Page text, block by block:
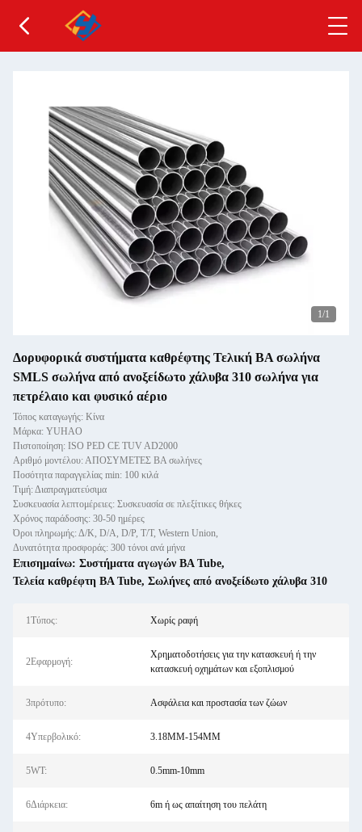
1/1
Δορυφορικά συστήματα καθρέφτης Τελική BA σωλήνα
SMLS σωλήνα από ανοξείδωτο χάλυβα 310 σωλήνα για
πετρέλαιο και φυσικό αέριο
Τόπος καταγωγής: Κίνα
Μάρκα: YUHAO
Πιστοποίηση: ISO PED CE TUV AD2000
Αριθμό μοντέλου: ΑΠΟΣΥΜΕΤΕΣ ΒΑ σωλήνες
Ποσότητα παραγγελίας min: 100 κιλά
Τιμή: Διαπραγματεύσιμα
Συσκευασία λεπτομέρειες: Συσκευασία σε πλεξίτικες θήκες
Χρόνος παράδοσης: 30-50 ημέρες
Όροι πληρωμής: Δ/Κ, D/Α, D/P, T/T, Western Union,
Δυνατότητα προσφοράς: 300 τόνοι ανά μήνα
Επισημαίνω: Συστήματα αγωγών BA Tube,
Τελεία καθρέφτη BA Tube, Σωλήνες από ανοξείδωτο χάλυβα 310
1Τύπος: Χωρίς ραφή
2Εφαρμογή:
Χρηματοδοτήσεις για την κατασκευή ή την
κατασκευή οχημάτων και εξοπλισμού
3πρότυπο: Ασφάλεια και προστασία των ζώων
4Υπερβολικό: 3.18MM-154MM
5WT: 0.5mm-10mm
6Διάρκεια: 6m ή ως απαίτηση του πελάτη